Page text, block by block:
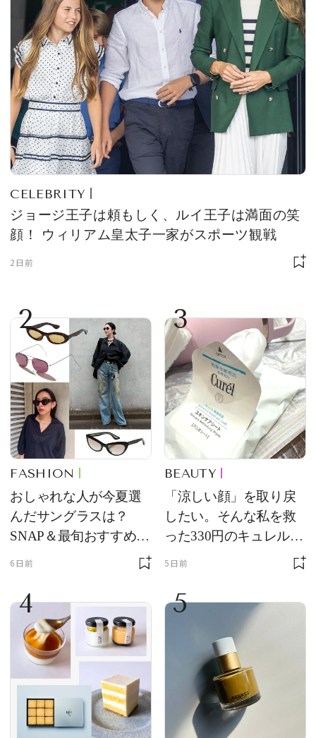
CELEBRITY
ジョージ王子は頼もしく、ルイ王子は満面の笑
顔！ ウィリアム皇太子一家がスポーツ観戦
2日前
2
FASHION
おしゃれな人が今夏選
んだサングラスは？
SNAP＆最旬おすすめサ
6日前
3
BEAUTY
「涼しい顔」を取り戻
したい。そんな私を救
った330円のキュレル名
5日前
4 5